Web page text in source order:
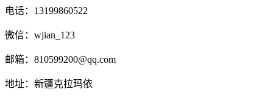
电话：13199860522
微信：wjian_123
邮箱：810599200@qq.com
地址：新疆克拉玛依